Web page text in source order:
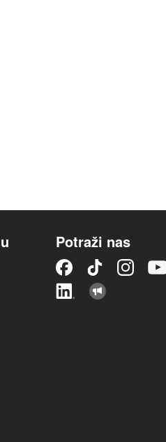
Potraži nas